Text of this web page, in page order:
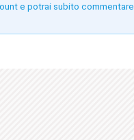
e potrai subito commentare.